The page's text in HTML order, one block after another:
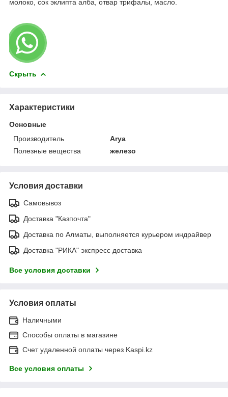
молоко, сок эклипта алба, отвар трифалы, масло.
Скрыть
Характеристики
Основные
Производитель
Arya
Полезные вещества
железо
Условия доставки
Самовывоз
Доставка "Казпочта"
Доставка по Алматы, выполняется курьером индрайвер
Доставка "РИКА" экспресс доставка
Все условия доставки
Условия оплаты
Наличными
Способы оплаты в магазине
Счет удаленной оплаты через Kaspi.kz
Все условия оплаты